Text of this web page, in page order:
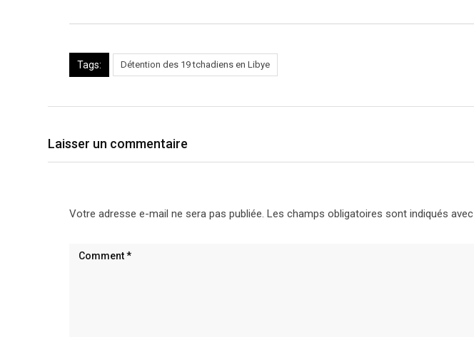
Tags: Détention des 19 tchadiens en Libye
Laisser un commentaire
Votre adresse e-mail ne sera pas publiée. Les champs obligatoires sont indiqués avec